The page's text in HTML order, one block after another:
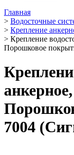
Главная
> Водосточные
> Крепление
> Крепление
Порошковое
7004